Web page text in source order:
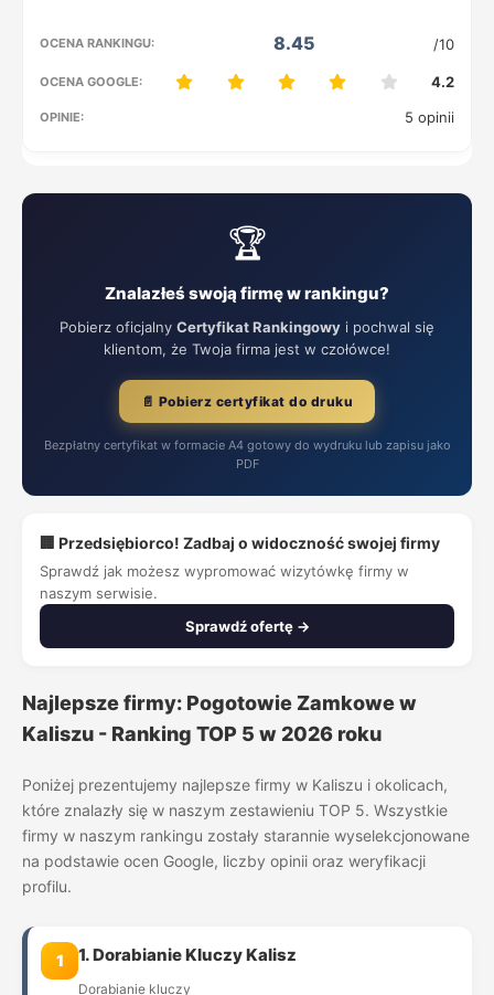
8.45 /10
4.2
5 opinii
🏆
Znalazłeś swoją firmę w rankingu?
Pobierz oficjalny Certyfikat Rankingowy i pochwal się
klientom, że Twoja firma jest w czołówce!
📄 Pobierz certyfikat do druku
Bezpłatny certyfikat w formacie A4 gotowy do wydruku lub zapisu jako
PDF
🏢 Przedsiębiorco! Zadbaj o widoczność swojej firmy
Sprawdź jak możesz wypromować wizytówkę firmy w
naszym serwisie.
Sprawdź ofertę →
Najlepsze firmy: Pogotowie Zamkowe w
Kaliszu - Ranking TOP 5 w 2026 roku
Poniżej prezentujemy najlepsze firmy w Kaliszu i okolicach,
które znalazły się w naszym zestawieniu TOP 5. Wszystkie
firmy w naszym rankingu zostały starannie wyselekcjonowane
na podstawie ocen Google, liczby opinii oraz weryfikacji
profilu.
1 1. Dorabianie Kluczy Kalisz
Dorabianie kluczy